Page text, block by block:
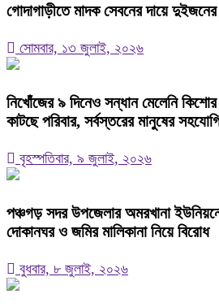
গোদাগাড়ীতে মাদক সেবনের দায়ে
সোমবার, ১৩ জুলাই, ২০২৬
নিখোঁজের ৯ দিনেও সন্ধান মেলেনি কিশোর
কাটছে পরিবার, সর্বস্তরের মানুষের
বৃহস্পতিবার, ৯ জুলাই, ২০২৬
পঞ্চগড় সদর উপজেলার অমরখানা
দোকানঘর ও জমির মালিকানা নিয়ে বিরোধ
বুধবার, ৮ জুলাই, ২০২৬